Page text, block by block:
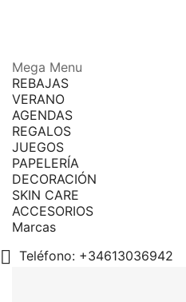
Mega Menu
REBAJAS
VERANO
AGENDAS
REGALOS
JUEGOS
PAPELERÍA
DECORACIÓN
SKIN CARE
ACCESORIOS
Marcas
 Teléfono: +34613036942